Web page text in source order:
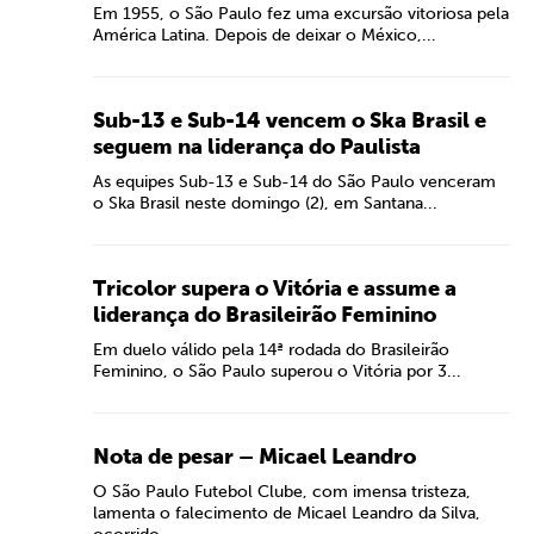
Em 1955, o São Paulo fez uma excursão vitoriosa pela
América Latina. Depois de deixar o México,...
Sub-13 e Sub-14 vencem o Ska Brasil e
seguem na liderança do Paulista
As equipes Sub-13 e Sub-14 do São Paulo venceram
o Ska Brasil neste domingo (2), em Santana...
Tricolor supera o Vitória e assume a
liderança do Brasileirão Feminino
Em duelo válido pela 14ª rodada do Brasileirão
Feminino, o São Paulo superou o Vitória por 3...
Nota de pesar – Micael Leandro
O São Paulo Futebol Clube, com imensa tristeza,
lamenta o falecimento de Micael Leandro da Silva,